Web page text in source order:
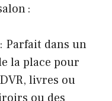
:
: Parfait dans un
la place pour
livres ou
ou des